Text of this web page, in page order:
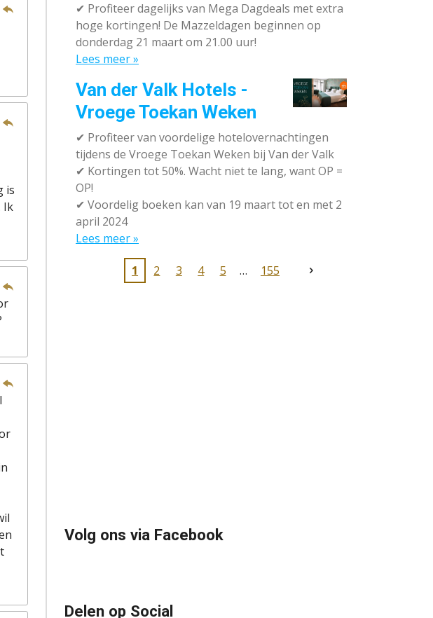
is
Ik
✔ Profiteer dagelijks van Mega Dagdeals met extra
hoge kortingen! De Mazzeldagen beginnen op
donderdag 21 maart om 21.00 uur!
Lees meer »
Van der Valk Hotels -
Vroege Toekan Weken
✔ Profiteer van voordelige hotelovernachtingen
tijdens de Vroege Toekan Weken bij Van der Valk
✔ Kortingen tot 50%. Wacht niet te lang, want OP =
OP!
✔ Voordelig boeken kan van 19 maart tot en met 2
april 2024
Lees meer »
1 2 3 4 5 155
Volg ons via Facebook
Delen op Social